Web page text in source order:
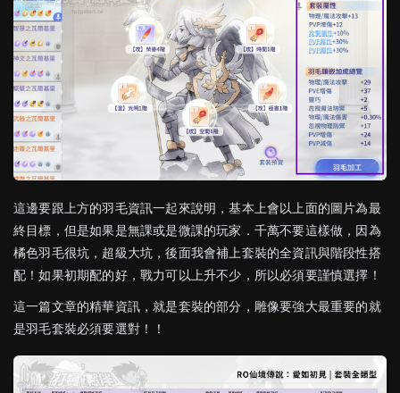
這邊要跟上方的羽毛資訊一起來說明，基本上會以上面的圖片為最
終目標，但是如果是無課或是微課的玩家．千萬不要這樣做，因為
橘色羽毛很坑，超級大坑，後面我會補上套裝的全資訊與階段性搭
配！如果初期配的好，戰力可以上升不少，所以必須要謹慎選擇！
這一篇文章的精華資訊，就是套裝的部分，雕像要強大最重要的就
是羽毛套裝必須要選對！！